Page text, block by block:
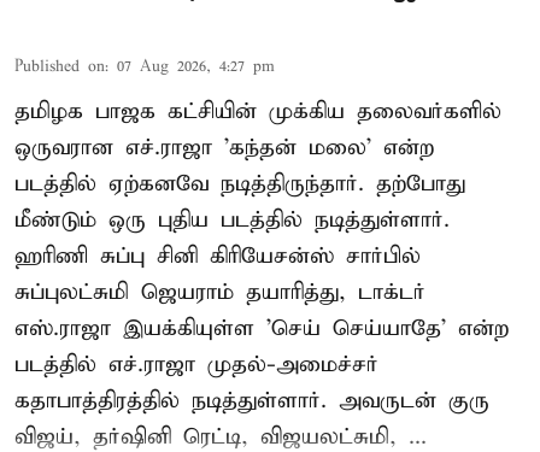
Published on: 07 Aug 2026, 4:27 pm
தமிழக பாஜக கட்சியின் முக்கிய தலைவர்களில்
ஒருவரான எச்.ராஜா 'கந்தன் மலை' என்ற
படத்தில் ஏற்கனவே நடித்திருந்தார். தற்போது
மீண்டும் ஒரு புதிய படத்தில் நடித்துள்ளார்.
ஹரிணி சுப்பு சினி கிரியேசன்ஸ் சார்பில்
சுப்புலட்சுமி ஜெயராம் தயாரித்து, டாக்டர்
எஸ்.ராஜா இயக்கியுள்ள 'செய் செய்யாதே' என்ற
படத்தில் எச்.ராஜா முதல்-அமைச்சர்
கதாபாத்திரத்தில் நடித்துள்ளார். அவருடன் குரு
விஜய், தர்ஷினி ரெட்டி, விஜயலட்சுமி, ...